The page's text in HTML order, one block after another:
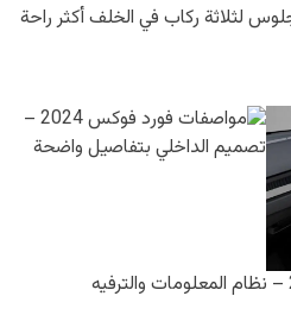
لثلاثة ركاب في الخلف أكثر راحة